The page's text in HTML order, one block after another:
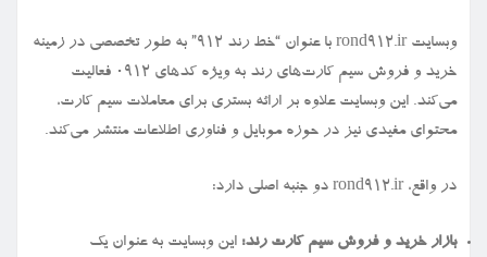
وبسایت rond912.ir با عنوان “خط رند ۹۱۲” به طور تخصصی در زمینه
خرید و فروش سیم کارت‌های رند به ویژه کدهای ۰۹۱۲ فعالیت
می‌کند. این وبسایت علاوه بر ارائه بستری برای معاملات سیم کارت،
محتوای مفیدی نیز در حوزه موبایل و فناوری اطلاعات منتشر می‌کند.
در واقع، rond912.ir دو جنبه اصلی دارد:
بازار خرید و فروش سیم کارت رند: این وبسایت به عنوان یک